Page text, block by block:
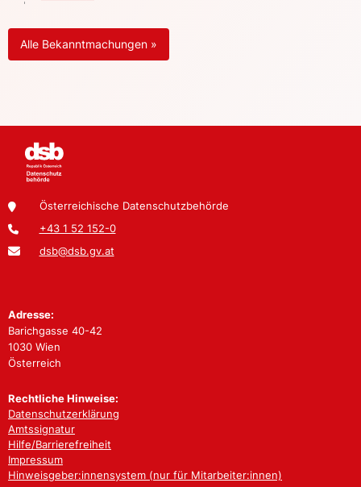
Alle Bekanntmachungen »
Österreichische Datenschutzbehörde
+43 1 52 152-0
dsb@dsb.gv.at
Adresse:
Barichgasse 40-42
1030 Wien
Österreich
Rechtliche Hinweise:
Datenschutzerklärung
Amtssignatur
Hilfe/Barrierefreiheit
Impressum
Hinweisgeber:innensystem (nur für Mitarbeiter:innen)